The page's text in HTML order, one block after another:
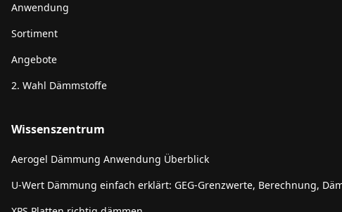
Anwendung
Sortiment
Angebote
2. Wahl Dämmstoffe
Wissenszentrum
Aerogel Dämmung Anwendung Überblick
U-Wert Dämmung einfach erklärt: GEG-Grenzwerte, Berechnung,